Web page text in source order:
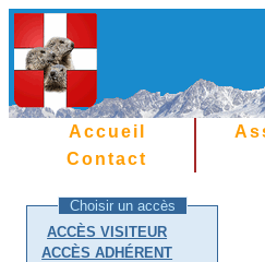
Accueil
Contact
Choisir un accès
ACCÈS VISITEUR
ACCÈS ADHÉRENT